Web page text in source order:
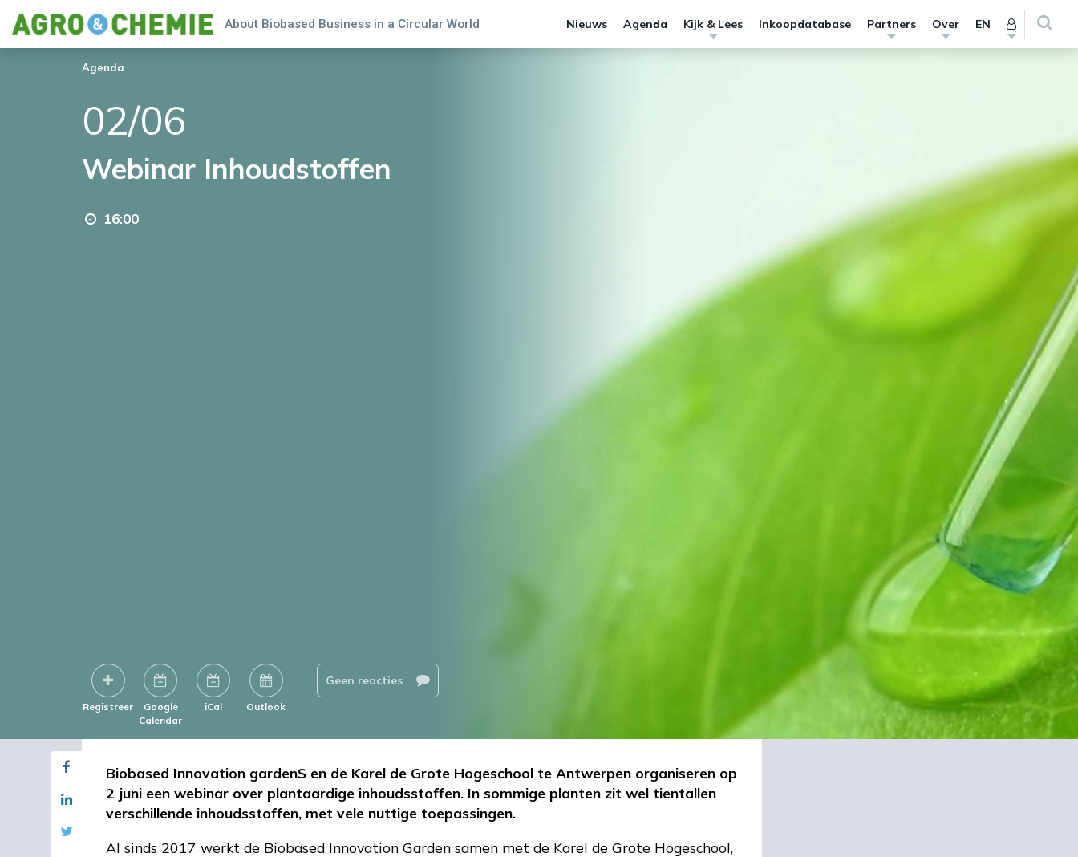
About Biobased Business in a Circular World Nieuws Agenda Kijk & Lees Inkoopdatabase Partners Over EN
Agenda
02/06
Webinar Inhoudstoffen
16:00
Registreer
Google
Calendar
iCal Outlook
Geen reacties
Biobased Innovation gardenS en de Karel de Grote Hogeschool te Antwerpen organiseren op
2 juni een webinar over plantaardige inhoudsstoffen. In sommige planten zit wel tientallen
verschillende inhoudsstoffen, met vele nuttige toepassingen.
Al sinds 2017 werkt de Biobased Innovation Garden samen met de Karel de Grote Hogeschool,